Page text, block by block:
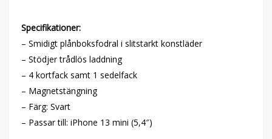
Specifikationer:
– Smidigt plånboksfodral i slitstarkt konstläder
– Stödjer trådlös laddning
– 4 kortfack samt 1 sedelfack
– Magnetstängning
– Färg: Svart
– Passar till: iPhone 13 mini (5,4″)